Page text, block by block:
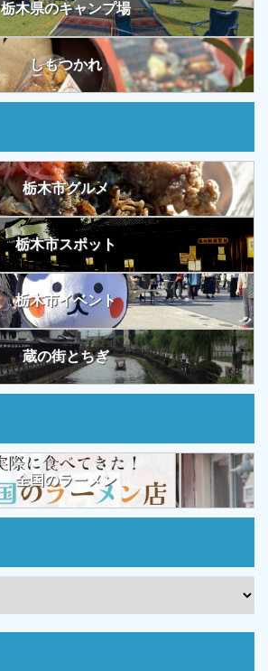
栃木県のキャンプ場
しもつかれ
栃木市グルメ
栃木市スポット
栃木市イベント
蔵の街とちぎ
全国のラーメン